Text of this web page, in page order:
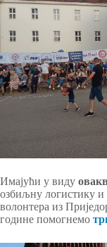
Имајући у виду
озбиљну логистику и
волонтера из
године помогнемо